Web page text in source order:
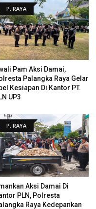
P. RAYA
Pam Aksi Damai,
Palangka Raya Gelar
Kesiapan Di Kantor PT.
UP3
P. RAYA
Aksi Damai Di
PLN, Polresta
Raya Kedepankan